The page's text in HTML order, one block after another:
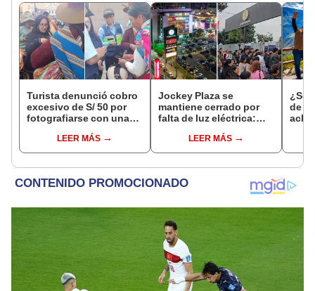
Turista denunció cobro
excesivo de S/ 50 por
fotografiarse con una
Serenazgo recuperó el
dinero
LEER MÁS
Jockey Plaza se
mantiene cerrado por
falta de luz eléctrica:
el centro comercial?
LEER MÁS
¿Se
de